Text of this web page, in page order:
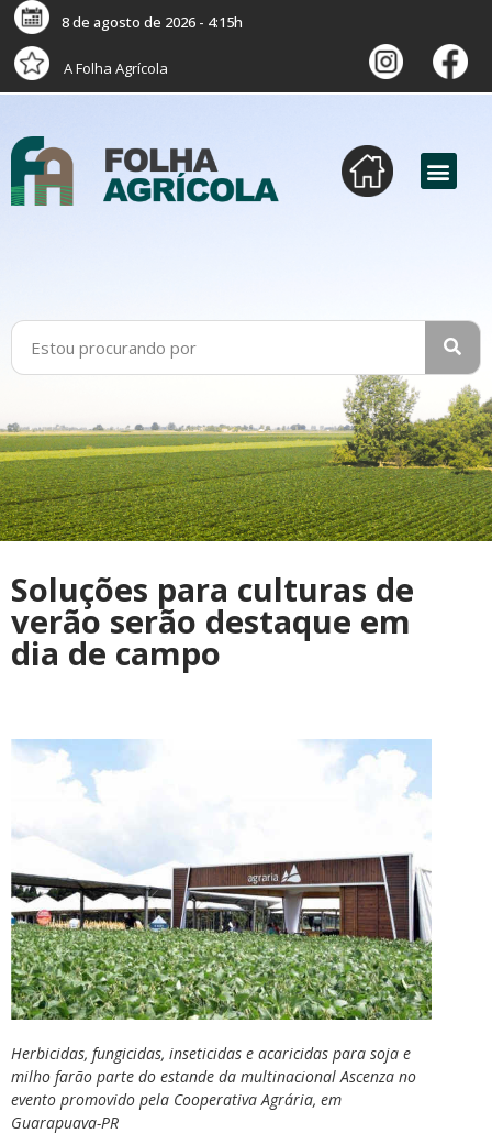
8 de agosto de 2026 - 4:15h
A Folha Agrícola
Soluções para culturas de
verão serão destaque em
dia de campo
Herbicidas, fungicidas, inseticidas e acaricidas para soja e
milho farão parte do estande da multinacional Ascenza no
evento promovido pela Cooperativa Agrária, em
Guarapuava-PR